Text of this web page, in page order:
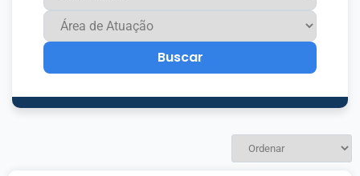
Buscar